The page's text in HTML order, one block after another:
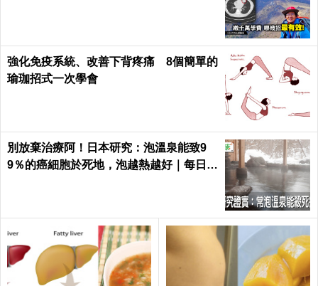
強化免疫系統、改善下背疼痛 8個簡單的
瑜珈招式一次學會
別放棄治療阿！日本研究：泡溫泉能致9
9％的癌細胞於死地，泡越熱越好｜每日健